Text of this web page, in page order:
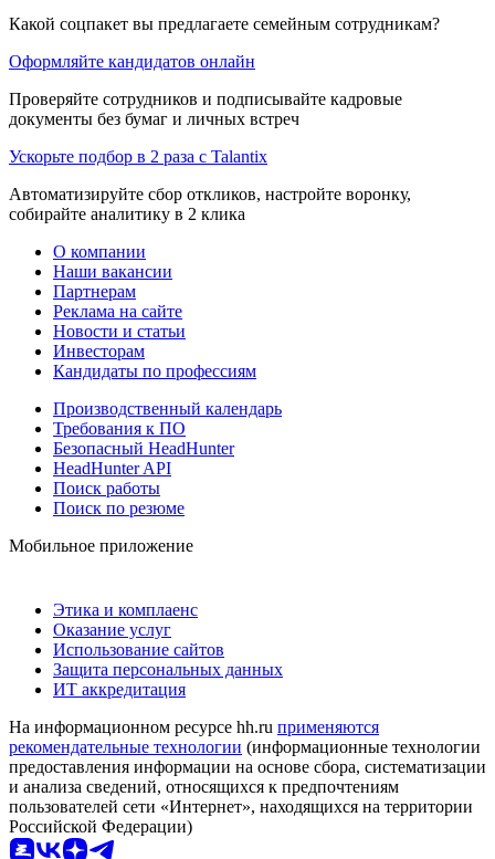
Какой соцпакет вы предлагаете семейным сотрудникам?
Оформляйте кандидатов онлайн
Проверяйте сотрудников и подписывайте кадровые
документы без бумаг и личных встреч
Ускорьте подбор в 2 раза с Talantix
Автоматизируйте сбор откликов, настройте воронку,
собирайте аналитику в 2 клика
О компании
Наши вакансии
Партнерам
Реклама на сайте
Новости и статьи
Инвесторам
Кандидаты по профессиям
Производственный календарь
Требования к ПО
Безопасный HeadHunter
HeadHunter API
Поиск работы
Поиск по резюме
Мобильное приложение
Этика и комплаенс
Оказание услуг
Использование сайтов
Защита персональных данных
ИТ аккредитация
На информационном ресурсе hh.ru применяются
рекомендательные технологии (информационные технологии
предоставления информации на основе сбора, систематизации
и анализа сведений, относящихся к предпочтениям
пользователей сети «Интернет», находящихся на территории
Российской Федерации)